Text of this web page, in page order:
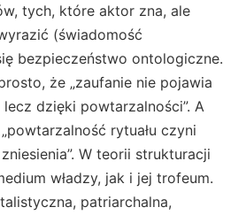
tych, które aktor zna, ale
(świadomość
bezpieczeństwo ontologiczne.
że „zaufanie nie pojawia
dzięki powtarzalności”. A
rytuału czyni
W teorii strukturacji
władzy, jak i jej trofeum.
patriarchalna,